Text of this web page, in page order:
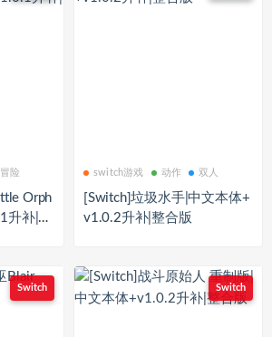
冒险
Orph
升补|整
switch游戏 动作 双人
[Switch]垃圾水手|中文本体+
v1.0.2升补|整合版
Switch Switch